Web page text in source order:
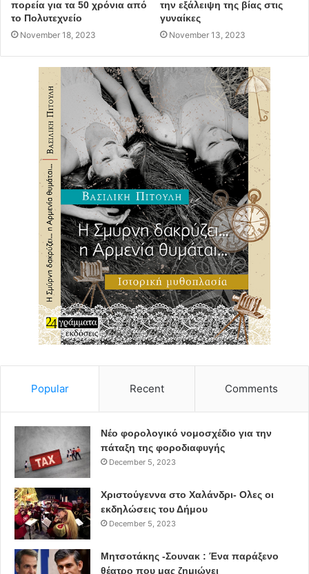
πορεία για τα 50 χρόνια από
το Πολυτεχνείο
November 18, 2023
την εξάλειψη της βίας στις
γυναίκες
November 13, 2023
Popular Recent Comments
Νέο φορολογικό νομοσχέδιο για την
πάταξη της φοροδιαφυγής
December 5, 2023
Χριστούγεννα στο Χαλάνδρι- Ολες οι
εκδηλώσεις του Δήμου
December 5, 2023
Μητσοτάκης -Σουνακ : Ένα παράξενο
θέατρο που μας ζημιώνει